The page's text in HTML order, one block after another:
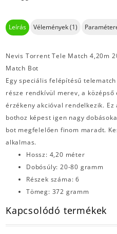
Leírás Vélemények (1)
Nevis Torrent Tele Match 4,20m
Match Bot
Egy speciális felépítésű
része rendkívül merev, a
érzékeny akcióval rendelkezik.
bothoz képest igen nagy
bot megfelelően finom maradt.
alkalmas.
Hossz: 4,20 méter
Dobósúly: 20-80 gramm
Részek száma: 6
Tömeg: 372 gramm
Kapcsolódó termékek